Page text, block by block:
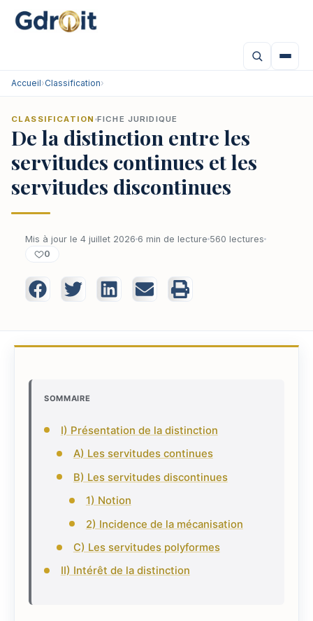
Accueil›Classification›
CLASSIFICATION FICHE JURIDIQUE
De la distinction entre les
servitudes continues et les
servitudes discontinues
Mis à jour le 4 juillet 2026 6 min de lecture 560 lectures
0
SOMMAIRE
I) Présentation de la distinction
A) Les servitudes continues
B) Les servitudes discontinues
1) Notion
2) Incidence de la mécanisation
C) Les servitudes polyformes
II) Intérêt de la distinction